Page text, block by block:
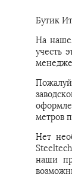
Бутик
На
учесть
метров
Нет
наши